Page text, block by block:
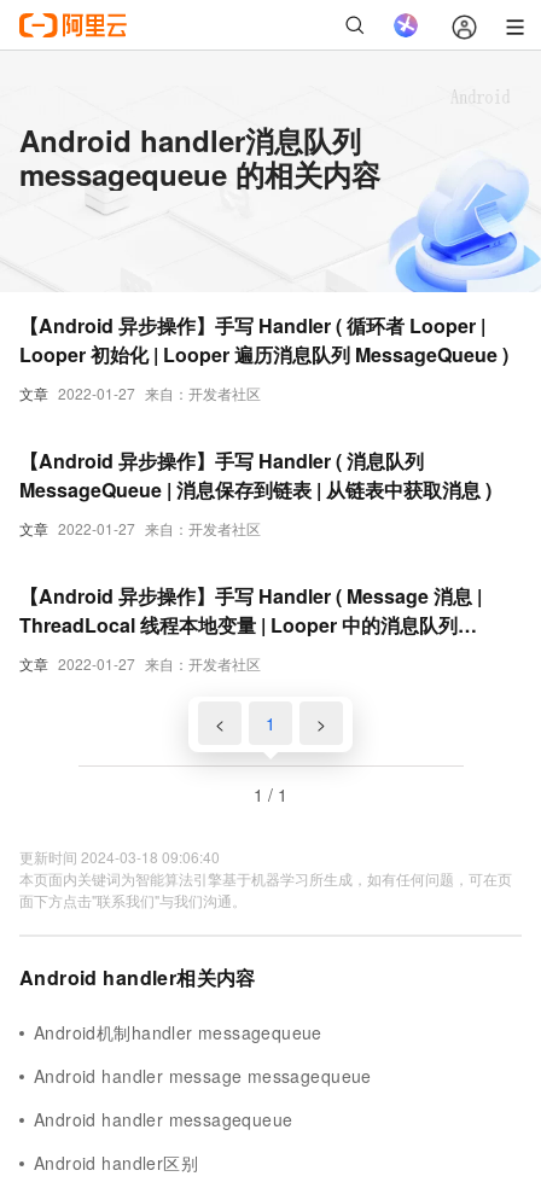
Android handler消息队列
messagequeue 的相关内容
文章 2022-01-27 来自：开发者社区
【Android 异步操作】手写 Handler ( 循环者 Looper |
Looper 初始化 | Looper 遍历消息队列 MessageQueue )
文章 2022-01-27 来自：开发者社区
【Android 异步操作】手写 Handler ( 消息队列
MessageQueue | 消息保存到链表 | 从链表中获取消息 )
文章 2022-01-27 来自：开发者社区
【Android 异步操作】手写 Handler ( Message 消息 |
ThreadLocal 线程本地变量 | Looper 中的消息队列
MessageQueue )
< 1 >
1 / 1
更新时间 2024-03-18 09:06:40
本页面内关键词为智能算法引擎基于机器学习所生成，如有任何问题，可在页
面下方点击"联系我们"与我们沟通。
Android handler相关内容
Android机制handler messagequeue
Android handler message messagequeue
Android handler messagequeue
Android handler区别